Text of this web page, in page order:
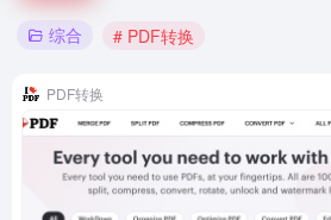
综合 # PDF转换
PDF转换